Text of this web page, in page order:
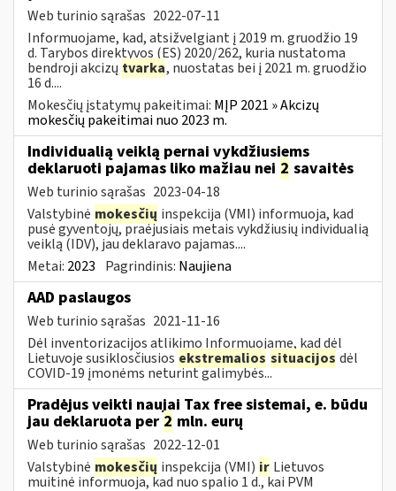
Web turinio sąrašas 2022-07-11
Informuojame, kad, atsižvelgiant į 2019 m. gruodžio 19
d. Tarybos direktyvos (ES) 2020/262, kuria nustatoma
bendroji akcizų tvarka, nuostatas bei į 2021 m. gruodžio
16 d....
Mokesčių įstatymų pakeitimai: MĮP 2021 » Akcizų
mokesčių pakeitimai nuo 2023 m.
Individualią veiklą pernai vykdžiusiems
deklaruoti pajamas liko mažiau nei 2 savaitės
Web turinio sąrašas 2023-04-18
Valstybinė mokesčių inspekcija (VMI) informuoja, kad
pusė gyventojų, praėjusiais metais vykdžiusių individualią
veiklą (IDV), jau deklaravo pajamas....
Metai: 2023 Pagrindinis: Naujiena
AAD paslaugos
Web turinio sąrašas 2021-11-16
Dėl inventorizacijos atlikimo Informuojame, kad dėl
Lietuvoje susiklosčiusios ekstremalios situacijos dėl
COVID-19 įmonėms neturint galimybės...
Pradėjus veikti naujai Tax free sistemai, e. būdu
jau deklaruota per 2 mln. eurų
Web turinio sąrašas 2022-12-01
Valstybinė mokesčių inspekcija (VMI) ir Lietuvos
muitinė informuoja, kad nuo spalio 1 d., kai PVM